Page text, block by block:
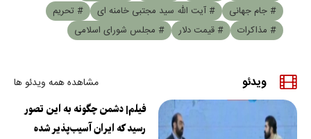
# جام جهانی
# آیت الله سید مجتبی خامنه ای
# تحریم
# مذاکرات
# قیمت دلار # مجلس شورای اسلامی
ویدئو مشاهده همه ویدئو ها
فیلم| دشمن چگونه به این تصور
رسید که ایران آسیب‌پذیر شده